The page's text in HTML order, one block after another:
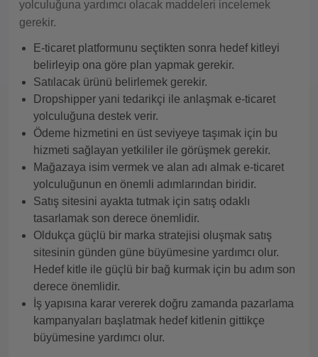
yolculuğuna yardımcı olacak maddeleri incelemek
gerekir.
E-ticaret platformunu seçtikten sonra hedef kitleyi
belirleyip ona göre plan yapmak gerekir.
Satılacak ürünü belirlemek gerekir.
Dropshipper yani tedarikçi ile anlaşmak e-ticaret
yolculuğuna destek verir.
Ödeme hizmetini en üst seviyeye taşımak için bu
hizmeti sağlayan yetkililer ile görüşmek gerekir.
Mağazaya isim vermek ve alan adı almak e-ticaret
yolculuğunun en önemli adımlarından biridir.
Satış sitesini ayakta tutmak için satış odaklı
tasarlamak son derece önemlidir.
Oldukça güçlü bir marka stratejisi oluşmak satış
sitesinin günden güne büyümesine yardımcı olur.
Hedef kitle ile güçlü bir bağ kurmak için bu adım son
derece önemlidir.
İş yapısına karar vererek doğru zamanda pazarlama
kampanyaları başlatmak hedef kitlenin gittikçe
büyümesine yardımcı olur.